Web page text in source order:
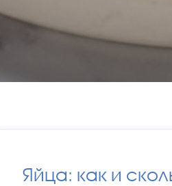
Яйца: как и